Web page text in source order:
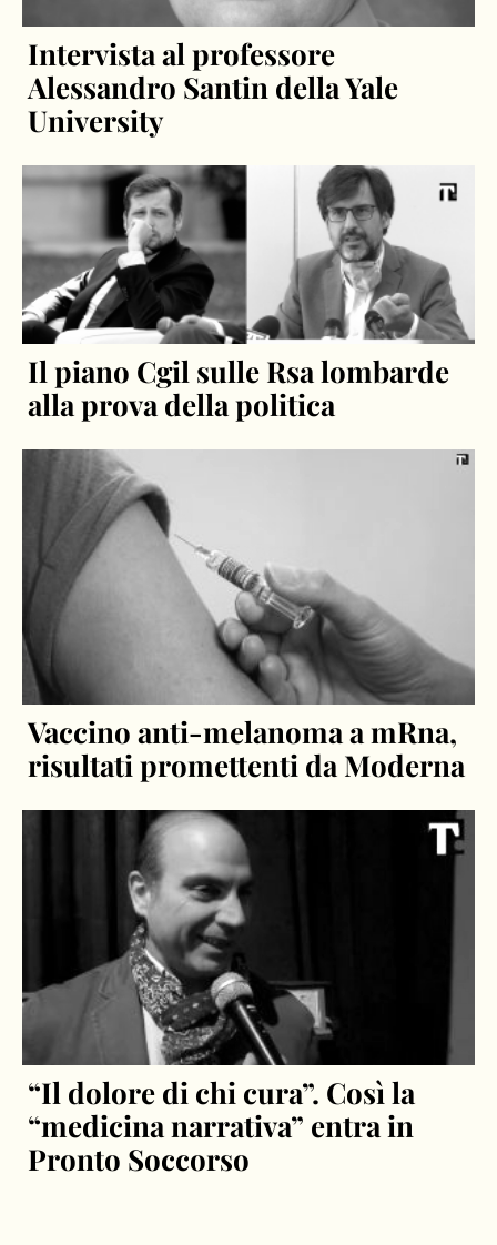
Intervista al professore
Alessandro Santin della Yale
University
Il piano Cgil sulle Rsa lombarde
alla prova della politica
Vaccino anti-melanoma a mRna,
risultati promettenti da Moderna
“Il dolore di chi cura”. Così la
“medicina narrativa” entra in
Pronto Soccorso